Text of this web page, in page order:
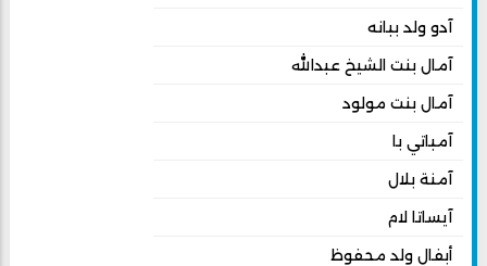
آدو ولد ببانه
آمال بنت الشيخ عبدالله
آمال بنت مولود
آمباتي با
آمنة بلال
آيساتا لام
أبفال ولد محفوظ